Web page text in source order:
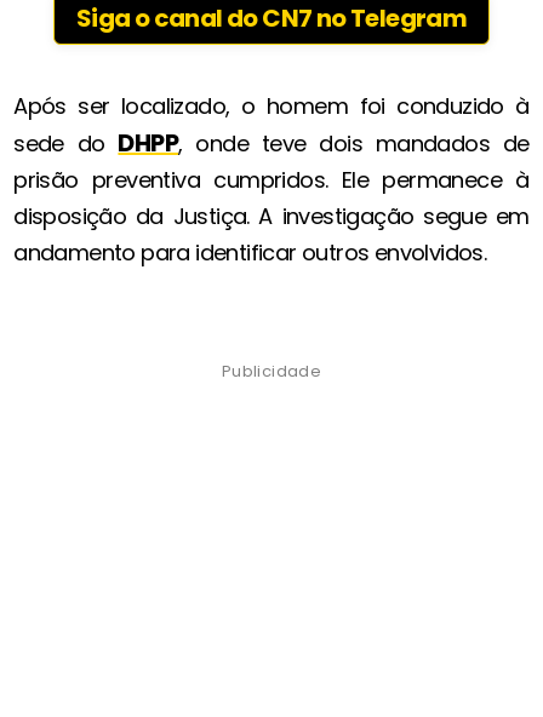
Siga o canal do CN7 no Telegram
Após ser localizado, o homem foi conduzido à
sede do DHPP, onde teve dois mandados de
prisão preventiva cumpridos. Ele permanece à
disposição da Justiça. A investigação segue em
andamento para identificar outros envolvidos.
Publicidade